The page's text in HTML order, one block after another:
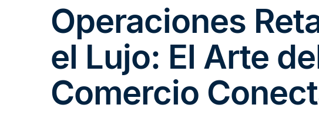
Operaciones
el Lujo: El Arte
Comercio